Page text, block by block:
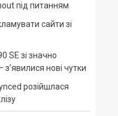
під питанням
сайти зі
SE зі значно
нові чутки
розійшлася